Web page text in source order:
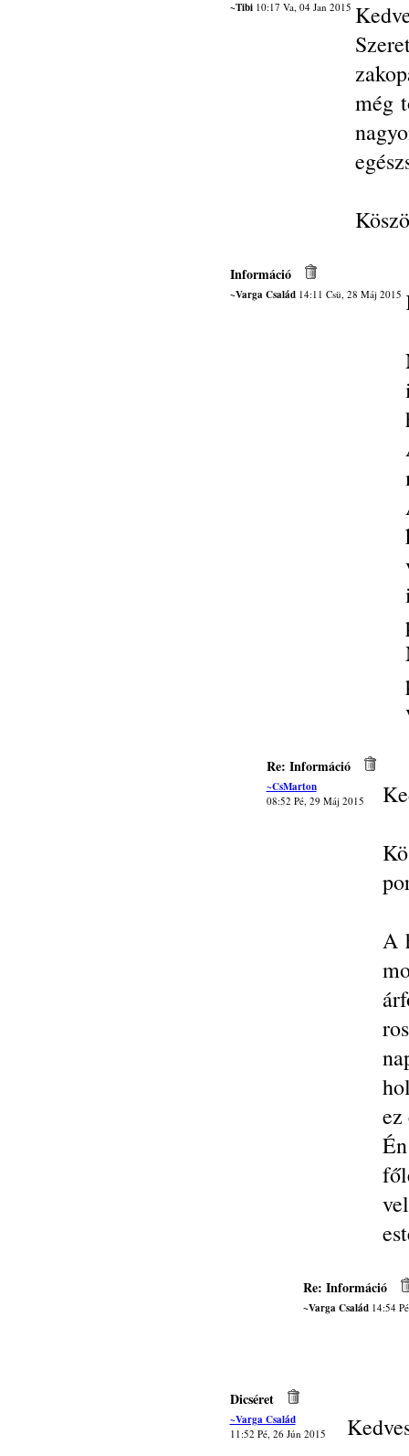
~Tibi10:17 Va, 04 Jan 2015
még
Információ
~Varga Család14:11 Csü, 28 Máj 2015
Re: Információ
~CsMarton
08:52 Pé, 29 Máj 2015
A
Re: Információ
~Varga Család14:54
Dicséret
~Varga Család
11:52 Pé, 26 Jún 2015